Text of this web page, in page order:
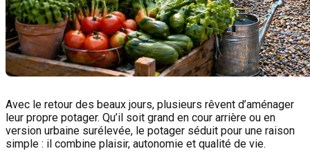
Avec le retour des beaux jours, plusieurs rêvent d’aménager
leur propre potager. Qu’il soit grand en cour arrière ou en
version urbaine surélevée, le potager séduit pour une raison
simple : il combine plaisir, autonomie et qualité de vie.